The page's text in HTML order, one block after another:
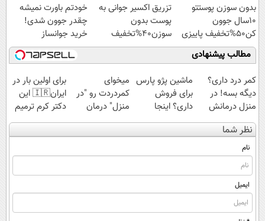
بدون سوزن پوستتو
10سال جوون
کن50%تخفیف پاییزی
تزریق اکسیر جوانی به
پوست بدون
سوزن40%تخفیف
خودتم باورت نمیشه
چقدر جوون شدی!
خرید جوانساز
اسپیرولینا با تخفیف
ویژه
مطالب پیشنهادی
کمر درد داری؟
دیگه بسه! در
منزل درمانش
کن
(◀پرسش‌نامه)
ماشین پژو پارس
برای فروش
داری؟ اینجا
سریع بفروشش
میخوای
کمردردت رو "در
منزل" درمان
کنی؟ (◂فیلم +
◂پرسش‌نامه)
برای اولین بار در
ایران🇮🇷 این
دکتر کرم ترمیم
کننده 23 روزه
ساخت!
نظر شما
نام
ایمیل